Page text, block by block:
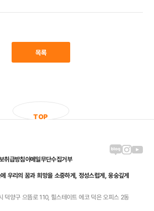
목록
TOP
블로그 링크
인스타그
유튜브
취급방침이메일무단수집거부
우리의 꿈과 희망을 소중하게, 정성스럽게, 웅숭깊게
덕양구 으뜸로 110, 힐스테이트 에코 덕은 오피스 2동